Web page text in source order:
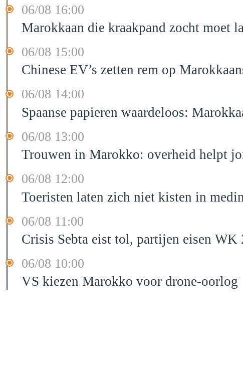
06/08 16:00
Marokkaan die kraakpand zocht moet
06/08 15:00
Chinese EV’s zetten rem op
06/08 14:00
Spaanse papieren waardeloos:
06/08 13:00
Trouwen in Marokko: overheid helpt
06/08 12:00
Toeristen laten zich niet kisten in
06/08 11:00
Crisis Sebta eist tol, partijen eisen
06/08 10:00
VS kiezen Marokko voor drone-oorlog